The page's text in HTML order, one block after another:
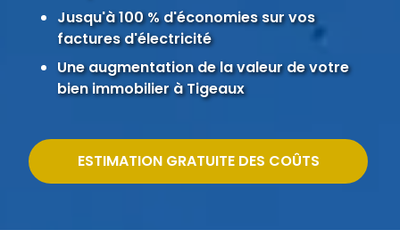
Jusqu'à 100 % d'économies sur vos
factures d'électricité
Une augmentation de la valeur de votre
bien immobilier à Tigeaux
ESTIMATION GRATUITE DES COÛTS